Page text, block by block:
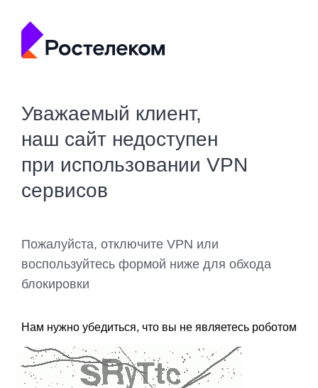
Уважаемый клиент,
наш сайт недоступен
при использовании VPN
сервисов
Пожалуйста, отключите VPN или
воспользуйтесь формой ниже для обхода
блокировки
Нам нужно убедиться, что вы не являетесь роботом